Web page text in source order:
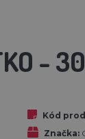
-
Kód
Značka: